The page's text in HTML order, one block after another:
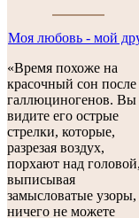
Моя любовь - мой
«Время похоже на
красочный сон после
галлюциногенов. Вы
видите его острые
стрелки, которые,
разрезая воздух,
порхают над головой,
выписывая
замысловатые узоры,
ничего не можете